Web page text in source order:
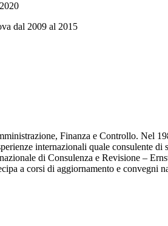
dal 2009 al 2015
Finanza e Controllo. Nel
internazionali quale consulente
di Consulenza e Revisione –
a corsi di aggiornamento e